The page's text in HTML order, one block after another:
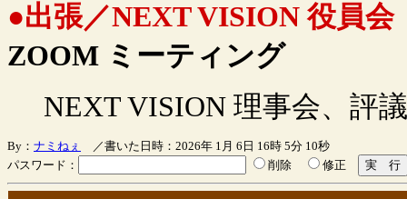
●出張／NEXT VISION 役員会
ZOOM ミーティング
NEXT VISION 理事会、評
By： ナミねぇ
／書いた日時：2026年 1月 6日 16時 5分 10秒
パスワード：
削除 修正